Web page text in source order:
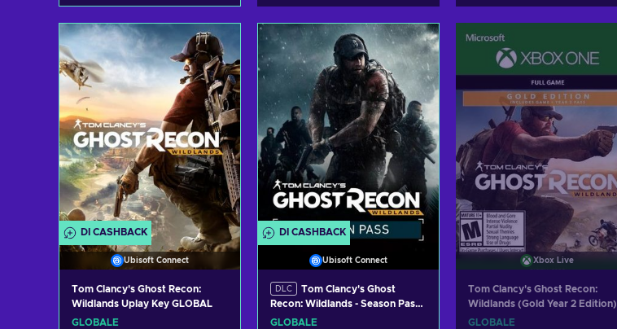
Aggiungi al carrello
Visualizza offerte
DI CASHBACK
Ubisoft Connect
Tom Clancy's Ghost Recon:
Wildlands Uplay Key GLOBAL
GLOBALE
DI CASHBACK
Ubisoft Connect
DLC
Tom Clancy's Ghost
Recon: Wildlands - Season Pass
Year 2 (DLC) Uplay Key GLOBAL
GLOBALE
Xbox Live
Tom Clancy's Ghost Recon:
Wildlands (Gold Year 2 Edition)
XBOX LIVE Key GLOBAL
GLOBALE